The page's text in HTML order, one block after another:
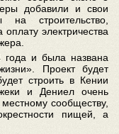
добавили и свои
строительство,
электричества
года и была названа
Проект будет
строить в Кении
и Дениел очень
сообществу,
пищей, а